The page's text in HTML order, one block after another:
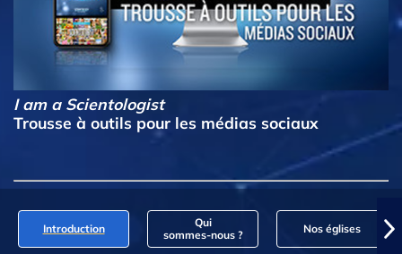
I am a Scientologist
Trousse à outils pour les médias sociaux
Introduction
Qui
sommes‑nous ?
Nos églises